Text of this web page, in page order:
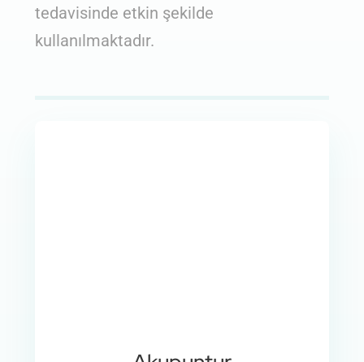
tedavisinde etkin şekilde
kullanılmaktadır.